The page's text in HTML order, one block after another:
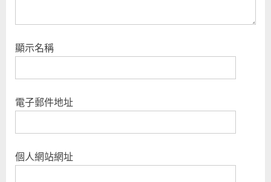
顯示名稱
電子郵件地址
個人網站網址